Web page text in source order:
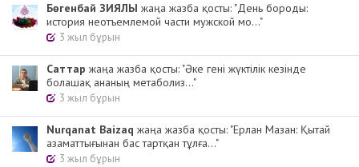
Бөгенбай ЗИЯЛЫ жаңа жазба қосты: "День бороды:
история неотъемлемой части мужской мо..."
3 жыл бұрын
Cаттар жаңа жазба қосты: "Әке гені жүктілік кезінде
болашақ ананың метаболиз..."
3 жыл бұрын
Nurqanat Baizaq жаңа жазба қосты: "Ерлан Мазан: Қытай
азаматтығынан бас тартқан тұлға..."
3 жыл бұрын